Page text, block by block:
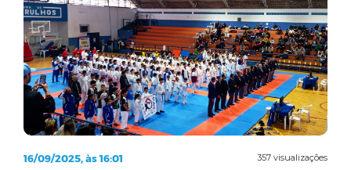
357 visualizações
16/09/2025, às 16:01